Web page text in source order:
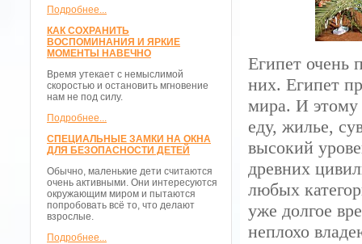
Подробнее...
КАК СОХРАНИТЬ
ВОСПОМИНАНИЯ И ЯРКИЕ
МОМЕНТЫ НАВЕЧНО
Время утекает с немыслимой
скоростью и остановить мгновение
нам не под силу.
Подробнее...
СПЕЦИАЛЬНЫЕ ЗАМКИ НА ОКНА
ДЛЯ БЕЗОПАСНОСТИ ДЕТЕЙ
Обычно, маленькие дети считаются
очень активными. Они интересуются
окружающим миром и пытаются
попробовать всё то, что делают
взрослые.
Подробнее...
Египет очень
них. Египет
мира. И этому
еду, жилье,
высокий
древних
любых
уже долгое
неплохо